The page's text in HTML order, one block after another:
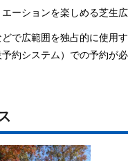
ーションを楽しめる芝生広
で広範囲を独占的に使用
約システム）での予約が